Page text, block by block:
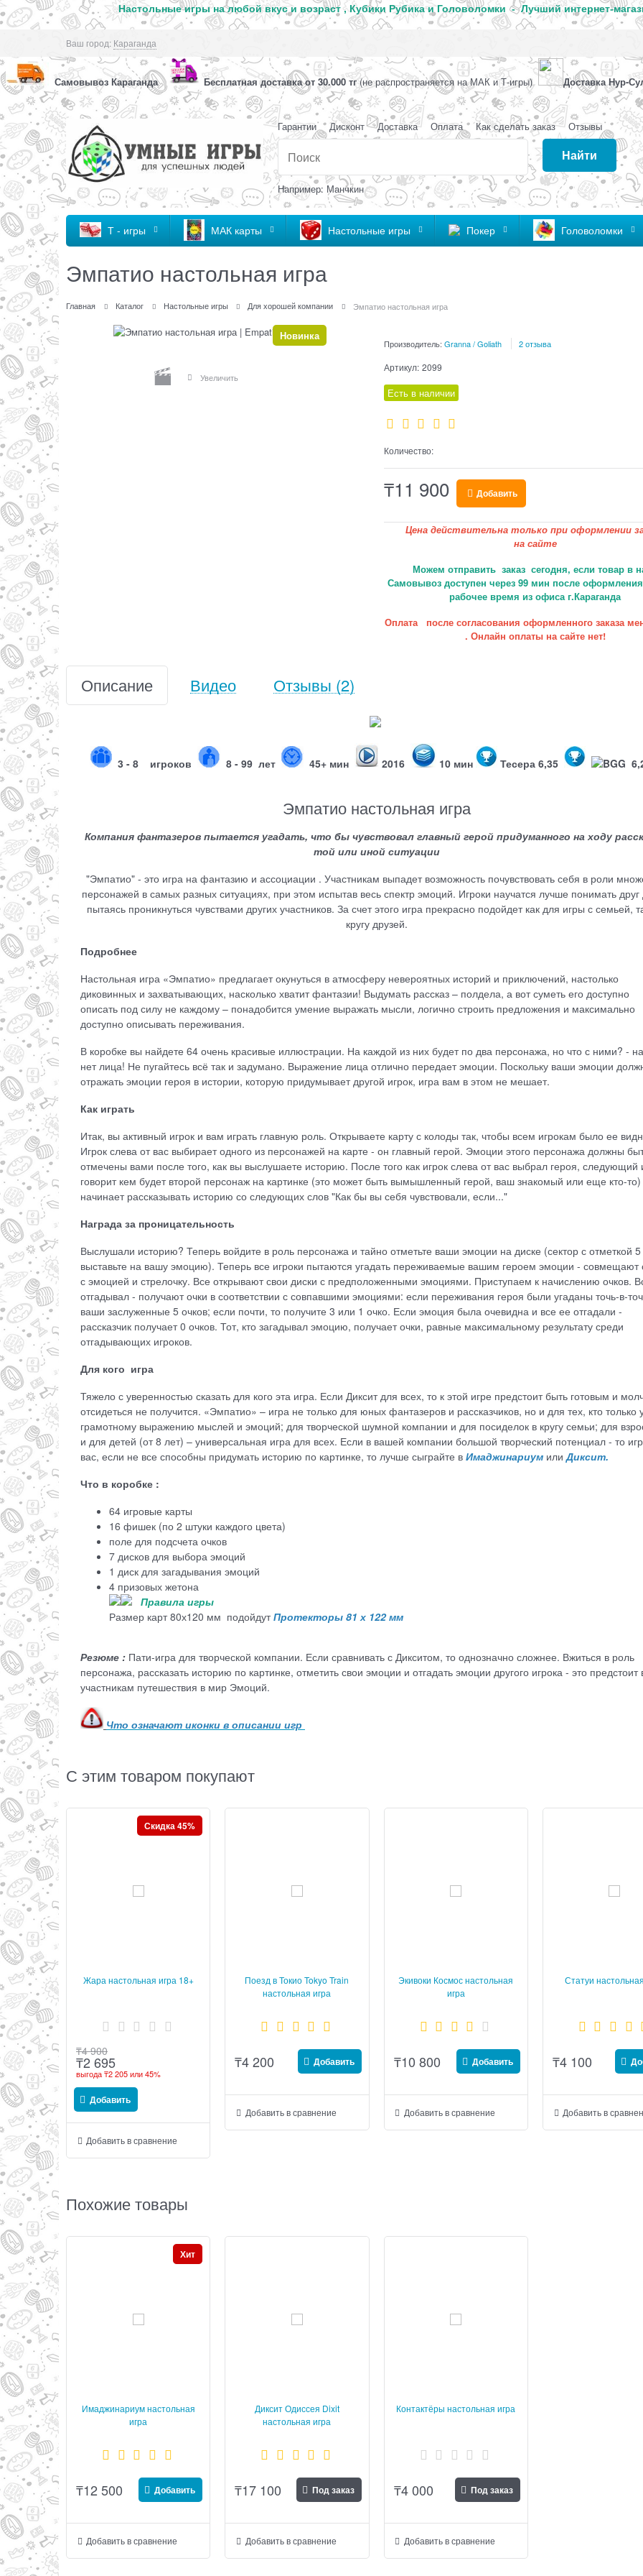
Настольные игры на любой вкус и возраст , Кубики Рубика и Головоломки - Лучший интернет-
Ваш город: Караганда
Самовывоз Караганда Бесплатная доставка от 30.000 тг(не распространяется на МАК и Т-игры) Доставка Нур-
Гарантии Дисконт Доставка Оплата Как сделать заказ Отзывы
Найти
Например: Манчкин
Т - игры МАК карты Настольные игры Покер Головоломки
Эмпатио настольная игра
Главная Каталог Настольные игры Для хорошей компании Эмпатио настольная игра
Новинка
Увеличить
Производитель: Granna / Goliath 2 отзыва
Артикул: 2099
Есть в наличии
Количество:
₸11 900 Добавить
Цена действительна только при оформлении
на сайте
Можем отправить заказ сегодня, если товар в
Самовывоз доступен через 99 мин после оформления
рабочее время из офиса г.Караганда
Оплата после согласования оформленного заказа
. Онлайн оплаты на сайте нет!
Описание Видео Отзывы (2)
3 - 8 игроков 8 - 99 лет 45+ мин 2016 10 мин Тесера 6,35 BGG
Эмпатио настольная игра
Компания фантазеров пытается угадать, что бы чувствовал главный герой придуманного на ходу
той или иной ситуации
"Эмпатио" - это игра на фантазию и ассоциации . Участникам выпадет возможность почувствовать себя в роли
персонажей в самых разных ситуациях, при этом испытав весь спектр эмоций. Игроки научатся лучше понимать друг
пытаясь проникнуться чувствами других участников. За счет этого игра прекрасно подойдет как для игры с семьей,
кругу друзей.
Подробнее
Настольная игра «Эмпатио» предлагает окунуться в атмосферу невероятных историй и приключений, настолько
диковинных и захватывающих, насколько хватит фантазии! Выдумать рассказ – полдела, а вот суметь его доступно
описать под силу не каждому – понадобится умение выражать мысли, логично строить предложения и максимально
доступно описывать переживания.
В коробке вы найдете 64 очень красивые иллюстрации. На каждой из них будет по два персонажа, но что с ними? -
нет лица! Не пугайтесь всё так и задумано. Выражение лица отлично передает эмоции. Поскольку ваши эмоции
отражать эмоции героя в истории, которую придумывает другой игрок, игра вам в этом не мешает.
Как играть
Итак, вы активный игрок и вам играть главную роль. Открываете карту с колоды так, чтобы всем игрокам было ее
Игрок слева от вас выбирает одного из персонажей на карте - он главный герой. Эмоции этого персонажа должны
отмечены вами после того, как вы выслушаете историю. После того как игрок слева от вас выбрал героя, следующий
говорит кем будет второй персонаж на картинке (это может быть вымышленный герой, ваш знакомый или еще кто-
начинает рассказывать историю со следующих слов "Как бы вы себя чувствовали, если..."
Награда за проницательность
Выслушали историю? Теперь войдите в роль персонажа и тайно отметьте ваши эмоции на диске (сектор с отметкой 5
выставьте на вашу эмоцию). Теперь все игроки пытаются угадать переживаемые вашим героем эмоции - совмещают
с эмоцией и стрелочку. Все открывают свои диски с предположенными эмоциями. Приступаем к начислению очков.
отгадывал - получают очки в соответствии с совпавшими эмоциями: если переживания героя были угаданы точь-в-
ваши заслуженные 5 очков; если почти, то получите 3 или 1 очко. Если эмоция была очевидна и все ее отгадали -
рассказчик получает 0 очков. Тот, кто загадывал эмоцию, получает очки, равные максимальному результату среди
отгадывающих игроков.
Для кого игра
Тяжело с уверенностью сказать для кого эта игра. Если Диксит для всех, то к этой игре предстоит быть готовым и
отсидеться не получится. «Эмпатио» – игра не только для юных фантазеров и рассказчиков, но и для тех, кто только
грамотному выражению мыслей и эмоций; для творческой шумной компании и для посиделок в кругу семьи; для
и для детей (от 8 лет) – универсальная игра для всех. Если в вашей компании большой творческий потенциал - то
вас, если не все способны придумать историю по картинке, то лучше сыграйте в Имаджинариум илиДиксит.
Что в коробке :
64 игровые карты
16 фишек (по 2 штуки каждого цвета)
поле для подсчета очков
7 дисков для выбора эмоций
1 диск для загадывания эмоций
4 призовых жетона
Правила игры
Размер карт 80х120 мм подойдутПротекторы 81 х 122 мм
Резюме : Пати-игра для творческой компании. Если сравнивать с Дикситом, то однозначно сложнее. Вжиться в роль
персонажа, рассказать историю по картинке, отметить свои эмоции и отгадать эмоции другого игрока - это предстоит
участникам путешествия в мир Эмоций.
Что означают иконки в описании игр
С этим товаром покупают
Жара настольная игра 18+
Скидка 45%
₸4 900
₸2 695
выгода₸2 205или45%
Добавить
Добавить в сравнение
Поезд в Токио Tokyo Train
настольная игра
₸4 200 Добавить
Добавить в сравнение
Экивоки Космос настольная
игра
₸10 800 Добавить
Добавить в сравнение
Статуи
₸4 100
Добавить в
Похожие товары
Имаджинариум настольная
игра
Хит
₸12 500 Добавить
Добавить в сравнение
Диксит Одиссея Dixit
настольная игра
₸17 100 Под заказ
Добавить в сравнение
Контактёры настольная игра
₸4 000 Под заказ
Добавить в сравнение